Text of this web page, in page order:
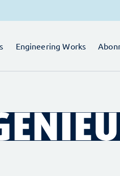
Engineering Works